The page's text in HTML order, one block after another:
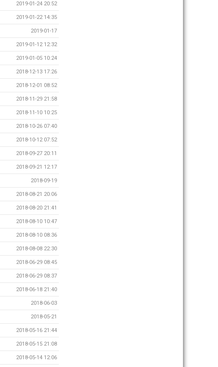
2019-01-24 20:52
2019-01-22 14:35
2019-01-17
2019-01-12 12:32
2019-01-05 10:24
2018-12-13 17:26
2018-12-01 08:52
2018-11-29 21:58
2018-11-10 10:25
2018-10-26 07:40
2018-10-12 07:52
2018-09-27 20:11
2018-09-21 12:17
2018-09-19
2018-08-21 20:06
2018-08-20 21:41
2018-08-10 10:47
2018-08-10 08:36
2018-08-08 22:30
2018-06-29 08:45
2018-06-29 08:37
2018-06-18 21:40
2018-06-03
2018-05-21
2018-05-16 21:44
2018-05-15 21:08
2018-05-14 12:06